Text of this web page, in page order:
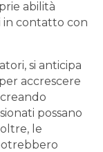
abilità
in contatto con
si anticipa
accrescere
possano
le